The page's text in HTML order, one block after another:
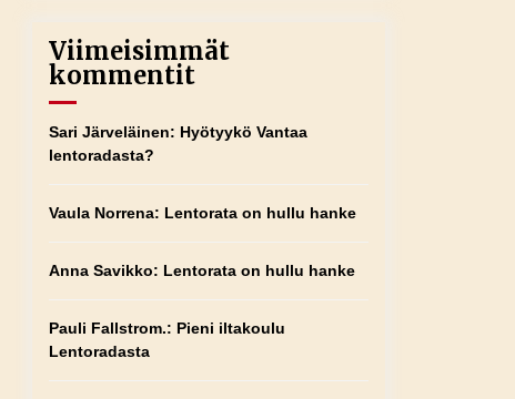
Viimeisimmät
kommentit
Sari Järveläinen: Hyötyykö Vantaa
lentoradasta?
Vaula Norrena: Lentorata on hullu hanke
Anna Savikko: Lentorata on hullu hanke
Pauli Fallstrom.: Pieni iltakoulu
Lentoradasta